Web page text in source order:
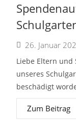
26. Januar
Liebe Eltern und
unseres
beschädigt
Zum Beitrag